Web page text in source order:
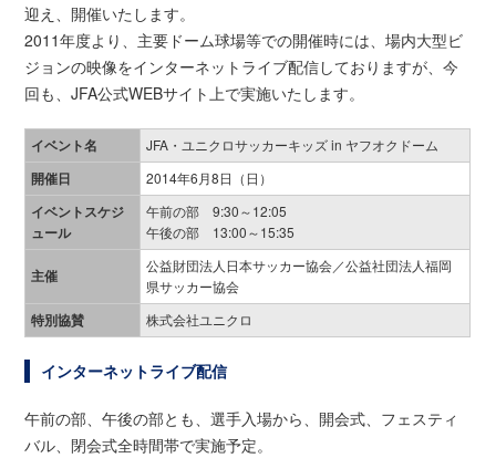
迎え、開催いたします。
2011年度より、主要ドーム球場等での開催時には、場内大型ビ
ジョンの映像をインターネットライブ配信しておりますが、今
回も、JFA公式WEBサイト上で実施いたします。
イベント名 JFA・ユニクロサッカーキッズ in ヤフオクドーム
開催日 2014年6月8日（日）
イベントスケジ
ュール
午前の部 9:30～12:05
午後の部 13:00～15:35
主催
公益財団法人日本サッカー協会／公益社団法人福岡
県サッカー協会
特別協賛 株式会社ユニクロ
インターネットライブ配信
午前の部、午後の部とも、選手入場から、開会式、フェスティ
バル、閉会式全時間帯で実施予定。